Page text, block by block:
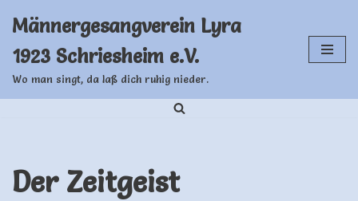
Inhalt
springen
Männergesangverein Lyra
1923 Schriesheim e.V.
Wo man singt, da laß dich ruhig nieder.
Der Zeitgeist